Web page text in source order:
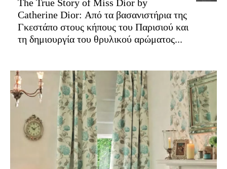
The True Story of Miss Dior by
Catherine Dior: Από τα βασανιστήρια της
Γκεστάπο στους κήπους του Παρισιού και
τη δημιουργία του θρυλικού αρώματος...